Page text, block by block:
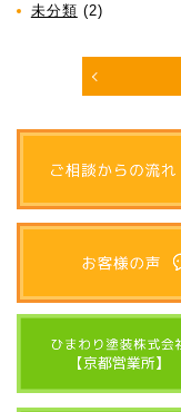
未分類 (2)